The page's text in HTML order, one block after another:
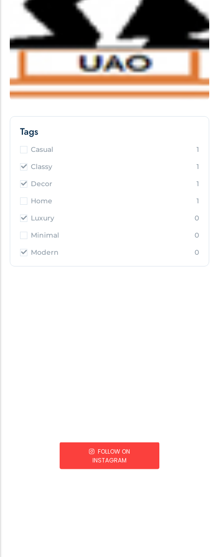
Tags
Casual
1
Classy
1
Decor
1
Home
1
Luxury
0
Minimal
0
Modern
0
FOLLOW ON
INSTAGRAM